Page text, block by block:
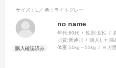
サイズ：L／ 色：ライトグレー
no name
年代:60代 性別:女性
肌質:普通肌 購入した商
体重:51kg～55kg ヨガ